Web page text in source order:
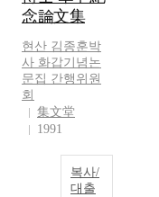
念論文集
현산 김종훈박
사 화갑기념논
문집 간행위원
회
集文堂
1991
복사/
대출